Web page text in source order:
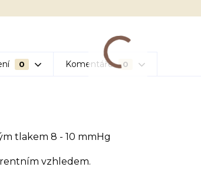
0 Komentáře 0
tlakem 8 - 10 mmHg
vzhledem.